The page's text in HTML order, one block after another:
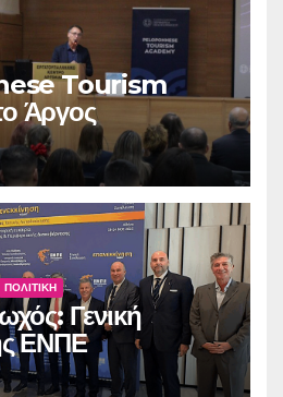
Tourism
Άργος
ΠΟΛΙΤΙΚΗ
Γενική
ΕΝΠΕ